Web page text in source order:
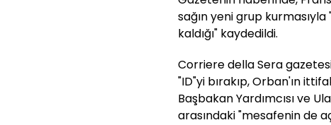
sağın yeni grup
kaldığı" kaydedildi.
Corriere della Sera
"ID"yi bırakıp, Orban'ın
Başbakan Yardımcısı ve
arasındaki "mesafenin de